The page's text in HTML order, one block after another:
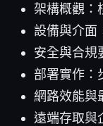
架構概觀：
設備與介面
安全與合規
部署實作：
網路效能與
遠端存取與